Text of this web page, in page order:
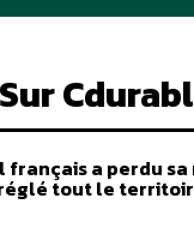
Sur
français a perdu sa
tout le